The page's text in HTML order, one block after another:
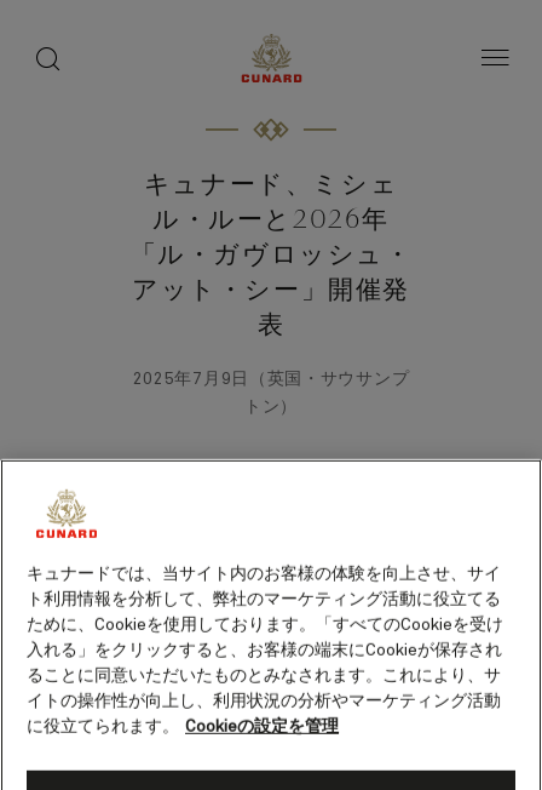
キュナード、ミシェ
ル・ルーと2026年
「ル・ガヴロッシュ・
アット・シー」開催発
表
2025年7月9日（英国・サウサンプ
トン）
キュナードでは、当サイト内のお客様の体験を向上させ、サイ
ト利用情報を分析して、弊社のマーケティング活動に役立てる
ために、Cookieを使用しております。「すべてのCookieを受け
入れる」をクリックすると、お客様の端末にCookieが保存され
ることに同意いただいたものとみなされます。これにより、サ
イトの操作性が向上し、利用状況の分析やマーケティング活動
に役立てられます。
Cookieの設定を管理